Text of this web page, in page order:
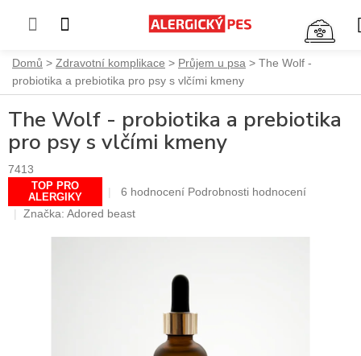
Přejít
obsah
Domů Zdravotní komplikace Průjem u psa
The Wolf -
probiotika a prebiotika pro psy s vlčími kmeny
The Wolf - probiotika a prebiotika
pro psy s vlčími kmeny
7413
TOP PRO
ALERGIKY
Průměrné
produktu
je
6 hodnocení Podrobnosti hodnocení
Značka: Adored beast